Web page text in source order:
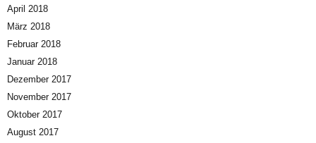
April 2018
März 2018
Februar 2018
Januar 2018
Dezember 2017
November 2017
Oktober 2017
August 2017